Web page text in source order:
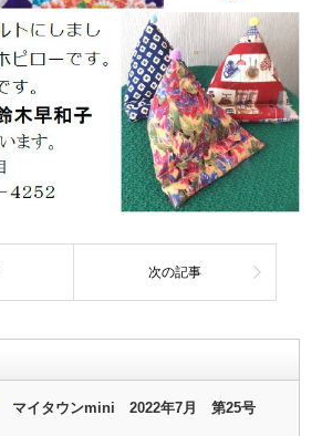
次の記事
マイタウンmini 2022年7月 第25号